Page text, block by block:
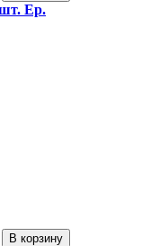
шт. Ер.
В корзину